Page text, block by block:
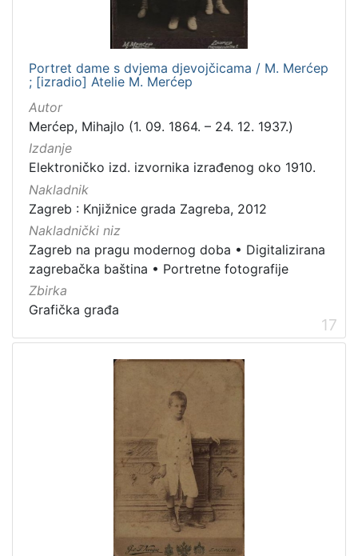
Portret dame s dvjema djevojčicama / M. Merćep
; [izradio] Atelie M. Merćep
Autor
Merćep, Mihajlo (1. 09. 1864. – 24. 12. 1937.)
Izdanje
Elektroničko izd. izvornika izrađenog oko 1910.
Nakladnik
Zagreb : Knjižnice grada Zagreba, 2012
Nakladnički niz
Zagreb na pragu modernog doba • Digitalizirana
zagrebačka baština • Portretne fotografije
Zbirka
Grafička građa
17